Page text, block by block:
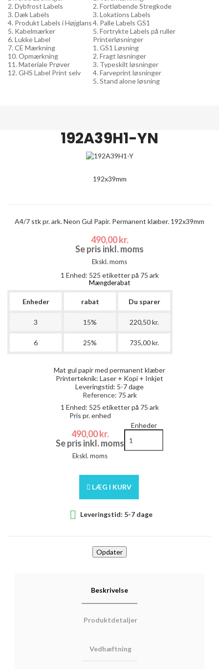
2. Dybfrost Labels
3. Dæk Labels
4. Produkt Labels i Højglans
5. Kabelmærker
6. Lukke Label
7. CE Mærkning
10. Opmærkning
11. Materiale Prøver
12. GHS Label Print selv
2. Fortløbende Stregkode
3. Lokations Labels
4. Palle Labels GS1
5. Fortrykte Labels på ruller
Printerløsninger
1. GS1 Løsning
2. Fragt løsninger
3. Typeskilt løsninger
4. Farveprint løsninger
5. Stand alone løsning
192A39H1-YN
192x39mm
A4/7 stk pr. ark. Neon Gul Papir. Permanent klæber. 192x39mm
490,00 kr.
Se pris inkl. moms
Ekskl. moms
1 Enhed: 525 etiketter på 75 ark
Mængderabat
Enheder rabat Du sparer
3 15% 220,50 kr.
6 25% 735,00 kr.
Mat gul papir med permanent klæber
Printerteknik: Laser + Kopi + Inkjet
Leveringstid: 5-7 dage
Reference: 75 ark
1 Enhed: 525 etiketter på 75 ark
Pris pr. enhed
490,00 kr.
Se pris inkl. moms
Ekskl. moms
Enheder
LÆG I KURV
 Leveringstid: 5-7 dage
Beskrivelse
Produktdetaljer
Vedhæftning